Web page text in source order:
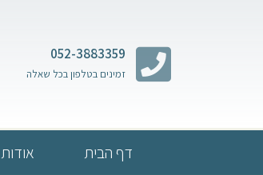
052-3883359
זמינים בטלפון בכל שאלה
דף הבית אודות